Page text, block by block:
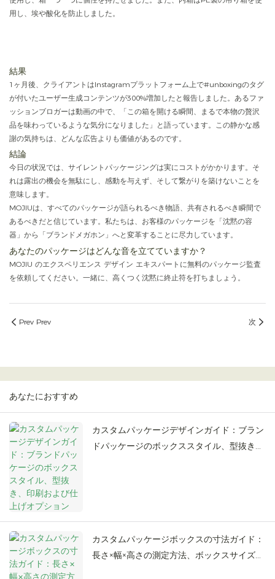
用し、埃や酸化を防止しました。
結果
1ヶ月後、クライアントはInstagramプラットフォーム上で#unboxingのタグ
が付いたユーザー生成コンテンツが300%増加したと報告しました。あるファ
ッションブロガーは動画の中で、「この箱を開ける瞬間、まるで本物の贅沢
品を味わっているような気分になりました」と語っています。この静かな感
謝の気持ちは、どんな広告よりも価値があるのです。
結論
今日の状況では、サイレントパッケージングは​​実にコストがかかります。そ
れは露出の機会を無駄にし、感動を与えず、そして繋がりを築けないことを
意味します。
MOJIUは、すべてのパッケージが語られるべき物語、共有されるべき瞬間で
あるべきだと信じています。私たちは、お客様のパッケージを「沈黙の容
器」から​​「ブランドメガホン」へと変革することに尽力しています。
あなたのパッケージはどんな音を立てていますか？
MOJIU のエクスペリエンス デザイン エキスパートに無料のパッケージ監査
を依頼してください。一緒に、高くつく沈黙に終止符を打ちましょう。
Prev Prev 次
あなたにおすすめ
カスタムパッケージデザインガイド：ブラン
ドパッケージのボックススタイル、型抜き、
カスタムパッケージボックスの寸法ガイド：
長さ×幅×高さの測定方法、ボックスサイズの